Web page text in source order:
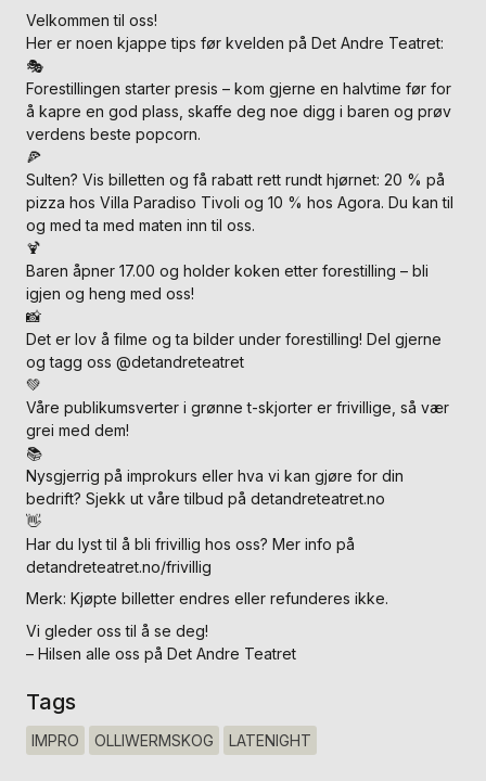
Velkommen til oss!
Her er noen kjappe tips før kvelden på Det Andre Teatret:
🎭
Forestillingen starter presis – kom gjerne en halvtime før for
å kapre en god plass, skaffe deg noe digg i baren og prøv
verdens beste popcorn.
🍕
Sulten? Vis billetten og få rabatt rett rundt hjørnet: 20 % på
pizza hos Villa Paradiso Tivoli og 10 % hos Agora. Du kan til
og med ta med maten inn til oss.
🍹
Baren åpner 17.00 og holder koken etter forestilling – bli
igjen og heng med oss!
📸
Det er lov å filme og ta bilder under forestilling! Del gjerne
og tagg oss @detandreteatret
💚
Våre publikumsverter i grønne t-skjorter er frivillige, så vær
grei med dem!
📚
Nysgjerrig på improkurs eller hva vi kan gjøre for din
bedrift? Sjekk ut våre tilbud på detandreteatret.no
👋
Har du lyst til å bli frivillig hos oss? Mer info på
detandreteatret.no/frivillig
Merk: Kjøpte billetter endres eller refunderes ikke.
Vi gleder oss til å se deg!
– Hilsen alle oss på Det Andre Teatret
Tags
IMPRO OLLIWERMSKOG LATENIGHT